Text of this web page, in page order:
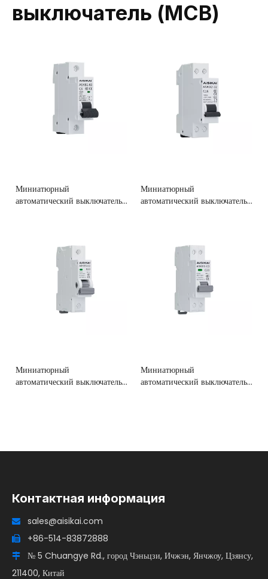
выключатель (MCB)
Миниатюрный
автоматический выключатель
Миниатюрный
автоматический выключатель
Миниатюрный
автоматический выключатель
Миниатюрный
автоматический выключатель
Контактная информация
 sales@aisikai.com
 +86-514-83872888

№ 5 Chuangye Rd., город Чэньцзи, Ичжэн, Янчжоу, Цзянсу,
211400, Китай